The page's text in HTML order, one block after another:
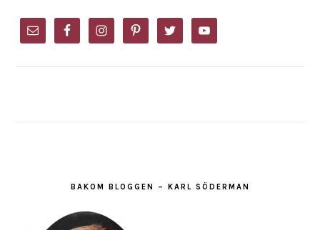
SIDEBAR
BAKOM BLOGGEN – KARL SÖDERMAN